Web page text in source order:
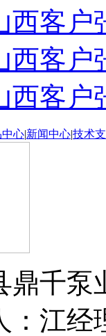
西客户
西客户
西客户
中心|新闻中心|技术
鼎千泵
：江经